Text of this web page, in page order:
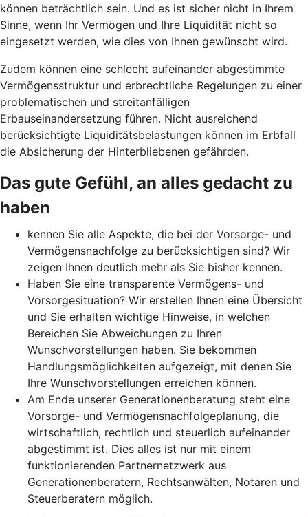
können beträchtlich sein. Und es ist sicher nicht in Ihrem
Sinne, wenn Ihr Vermögen und Ihre Liquidität nicht so
eingesetzt werden, wie dies von Ihnen gewünscht wird.
Zudem können eine schlecht aufeinander abgestimmte
Vermögensstruktur und erbrechtliche Regelungen zu einer
problematischen und streitanfälligen
Erbauseinandersetzung führen. Nicht ausreichend
berücksichtigte Liquiditätsbelastungen können im Erbfall
die Absicherung der Hinterbliebenen gefährden.
Das gute Gefühl, an alles gedacht zu
haben
kennen Sie alle Aspekte, die bei der Vorsorge- und
Vermögensnachfolge zu berücksichtigen sind? Wir
zeigen Ihnen deutlich mehr als Sie bisher kennen.
Haben Sie eine transparente Vermögens- und
Vorsorgesituation? Wir erstellen Ihnen eine Übersicht
und Sie erhalten wichtige Hinweise, in welchen
Bereichen Sie Abweichungen zu Ihren
Wunschvorstellungen haben. Sie bekommen
Handlungsmöglichkeiten aufgezeigt, mit denen Sie
Ihre Wunschvorstellungen erreichen können.
Am Ende unserer Generationenberatung steht eine
Vorsorge- und Vermögensnachfolgeplanung, die
wirtschaftlich, rechtlich und steuerlich aufeinander
abgestimmt ist. Dies alles ist nur mit einem
funktionierenden Partnernetzwerk aus
Generationenberatern, Rechtsanwälten, Notaren und
Steuerberatern möglich.